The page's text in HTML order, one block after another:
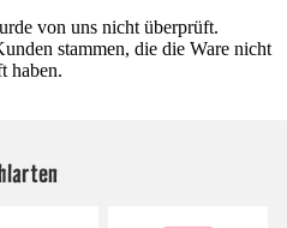
von uns nicht überprüft.
stammen, die die Ware nicht
haben.